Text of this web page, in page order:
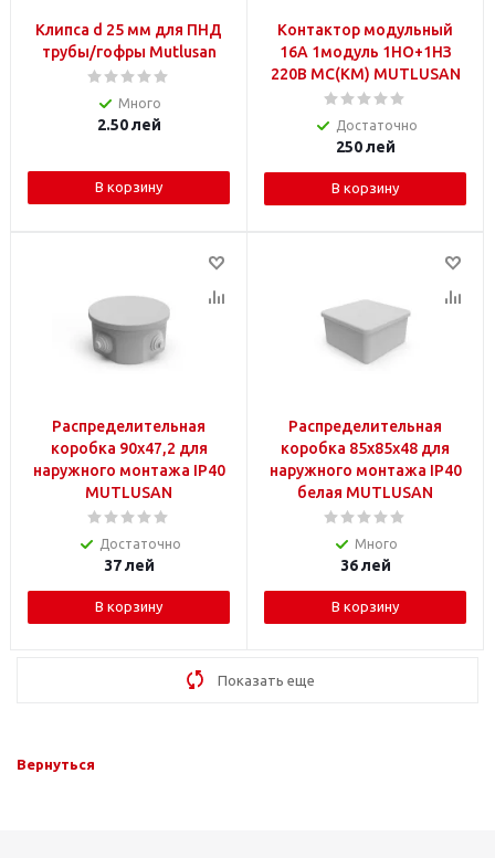
Клипса d 25 мм для ПНД
трубы/гофры Mutlusan
Много
2.50лей
В корзину
Контактор модульный
16A 1модуль 1НО+1НЗ
220В MC(КМ) MUTLUSAN
Достаточно
250лей
В корзину
Распределительная
коробка 90x47,2 для
наружного монтажа IP40
MUTLUSAN
Достаточно
37лей
В корзину
Распределительная
коробка 85x85x48 для
наружного монтажа IP40
белая MUTLUSAN
Много
36лей
В корзину
Показать еще
Вернуться